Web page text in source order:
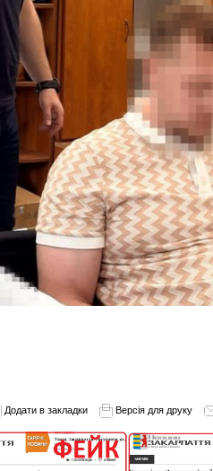
Додати в закладки Версія для друку